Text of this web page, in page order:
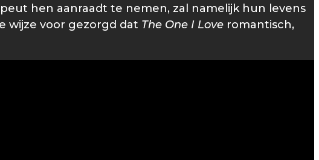
hen aanraadt te nemen, zal namelijk hun levens
wijze voor gezorgd dat The One I Love romantisch,